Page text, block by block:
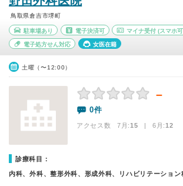
鳥取県倉吉市堺町
駐車場あり 電子決済可 マイナ受付 (スマホ
電子処方せん対応 女医在籍
土曜（〜12:00）
－
0件
アクセス数 7月:15 | 6月:12
診療科目：
内科、外科、整形外科、形成外科、リハビリテーショ